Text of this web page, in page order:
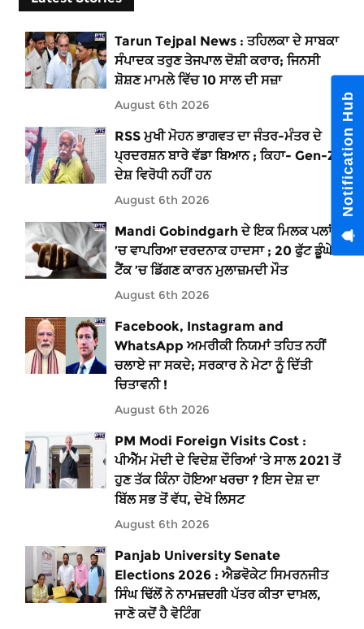
Tarun Tejpal News : ਤਹਿਲਕਾ ਦੇ ਸਾਬਕਾ
ਸੰਪਾਦਕ ਤਰੁਣ ਤੇਜਪਾਲ ਦੋਸ਼ੀ ਕਰਾਰ; ਜਿਨਸੀ
ਸ਼ੋਸ਼ਣ ਮਾਮਲੇ ਵਿੱਚ 10 ਸਾਲ ਦੀ ਸਜ਼ਾ
August 6th 2026
RSS ਮੁਖੀ ਮੋਹਨ ਭਾਗਵਤ ਦਾ ਜੰਤਰ-ਮੰਤਰ ਦੇ
ਪ੍ਰਦਰਸ਼ਨ ਬਾਰੇ ਵੱਡਾ ਬਿਆਨ ; ਕਿਹਾ- Gen-Z
ਦੇਸ਼ ਵਿਰੋਧੀ ਨਹੀਂ ਹਨ
August 6th 2026
Mandi Gobindgarh ਦੇ ਇਕ ਮਿਲਕ ਪਲਾਂਟ
’ਚ ਵਾਪਰਿਆ ਦਰਦਨਾਕ ਹਾਦਸਾ ; 20 ਫੁੱਟ ਡੂੰਘੇ
ਟੈਂਕ ’ਚ ਡਿੱਗਣ ਕਾਰਨ ਮੁਲਾਜ਼ਮਦੀ ਮੌਤ
August 6th 2026
Facebook, Instagram and
WhatsApp ਅਮਰੀਕੀ ਨਿਯਮਾਂ ਤਹਿਤ ਨਹੀਂ
ਚਲਾਏ ਜਾ ਸਕਦੇ; ਸਰਕਾਰ ਨੇ ਮੇਟਾ ਨੂੰ ਦਿੱਤੀ
ਚਿਤਾਵਨੀ !
August 6th 2026
PM Modi Foreign Visits Cost :
ਪੀਐੱਮ ਮੋਦੀ ਦੇ ਵਿਦੇਸ਼ ਦੌਰਿਆਂ ’ਤੇ ਸਾਲ 2021 ਤੋਂ
ਹੁਣ ਤੱਕ ਕਿੰਨਾ ਹੋਇਆ ਖਰਚਾ ? ਇਸ ਦੇਸ਼ ਦਾ
ਬਿੱਲ ਸਭ ਤੋਂ ਵੱਧ, ਦੇਖੋ ਲਿਸਟ
August 6th 2026
Panjab University Senate
Elections 2026 : ਐਡਵੋਕੇਟ ਸਿਮਰਨਜੀਤ
ਸਿੰਘ ਢਿੱਲੋਂ ਨੇ ਨਾਮਜ਼ਦਗੀ ਪੱਤਰ ਕੀਤਾ ਦਾਖ਼ਲ,
ਜਾਣੋ ਕਦੋਂ ਹੈ ਵੋਟਿੰਗ
Notification Hub